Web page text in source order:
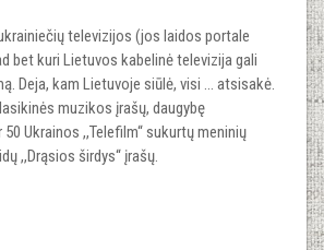
televizijos (jos laidos portale
bet kuri Lietuvos kabelinė televizija gali
Deja, kam Lietuvoje siūlė, visi ... atsisakė.
muzikos įrašų, daugybę
Ukrainos ,,Telefilm“ sukurtų meninių
,,Drąsios širdys“ įrašų.